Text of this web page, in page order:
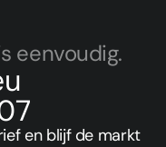
eenvoudig.
en blijf de markt